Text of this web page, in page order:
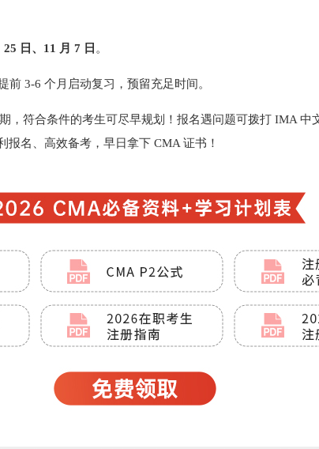
日、11 月 7 日 。
前 3-6 个月启动复习，预留充足时间。
，符合条件的考生可尽早规划！报名遇问题可拨打 IMA 中
报名、高效备考，早日拿下 CMA 证书！